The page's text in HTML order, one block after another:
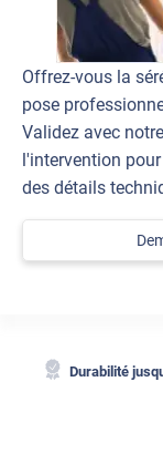
Offrez-vous la
pose
Validez avec
l'intervention
des détails
Durabilité